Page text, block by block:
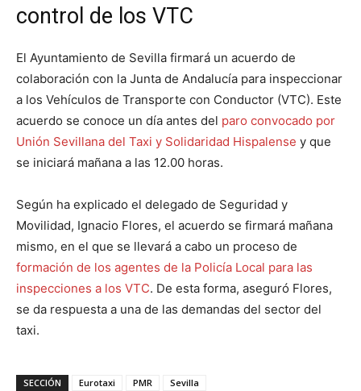
control de los VTC
El Ayuntamiento de Sevilla firmará un acuerdo de
colaboración con la Junta de Andalucía para inspeccionar
a los Vehículos de Transporte con Conductor (VTC). Este
acuerdo se conoce un día antes del paro convocado por
Unión Sevillana del Taxi y Solidaridad Hispalense y que
se iniciará mañana a las 12.00 horas.
Según ha explicado el delegado de Seguridad y
Movilidad, Ignacio Flores, el acuerdo se firmará mañana
mismo, en el que se llevará a cabo un proceso de
formación de los agentes de la Policía Local para las
inspecciones a los VTC. De esta forma, aseguró Flores,
se da respuesta a una de las demandas del sector del
taxi.
SECCIÓN Eurotaxi PMR Sevilla